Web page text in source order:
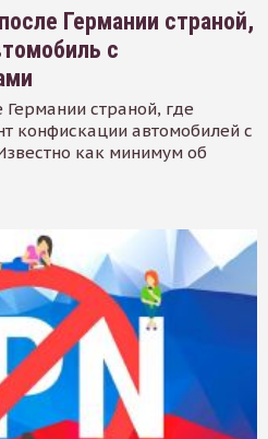
Германии страной,
с
Германии страной, где
конфискации автомобилей с
как минимум об